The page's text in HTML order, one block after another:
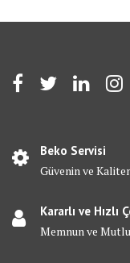
Beko Servisi
Güvenin ve
Kararlı ve Hızlı
Memnun ve